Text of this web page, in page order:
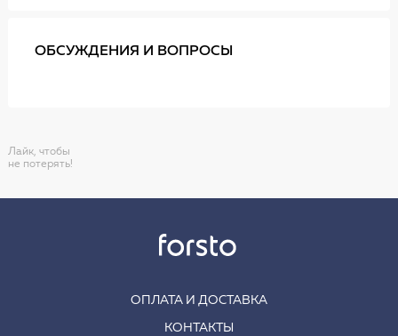
ОБСУЖДЕНИЯ И ВОПРОСЫ
Лайк, чтобы
не потерять!
ОПЛАТА И ДОСТАВКА
КОНТАКТЫ